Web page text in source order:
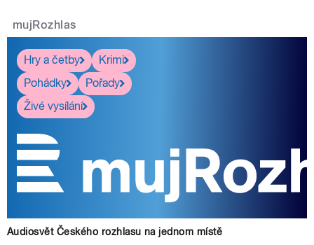
mujRozhlas
Hry a četby
Krimi
Pohádky
Pořady
Živé vysílání
Audiosvět Českého rozhlasu na jednom místě